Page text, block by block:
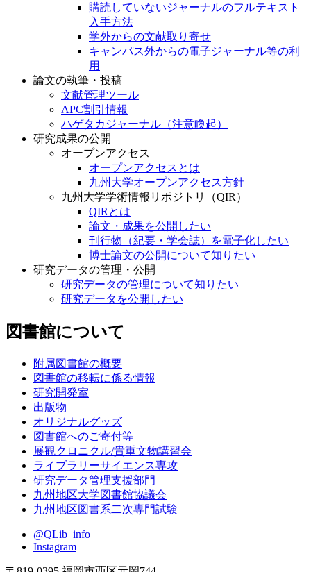
購読していないジャーナルのフルテキスト
入手方法
学外からの文献取り寄せ
キャンパス外からの電子ジャーナル等の利
用
論文の執筆・投稿
文献管理ツール
APC割引情報
ハゲタカジャーナル（注意喚起）
研究成果の公開
オープンアクセス
オープンアクセスとは
九州大学オープンアクセス方針
九州大学学術情報リポジトリ（QIR）
QIRとは
論文・成果を公開したい
刊行物（紀要・学会誌）を電子化したい
博士論文の公開について知りたい
研究データの管理・公開
研究データの管理について知りたい
研究データを公開したい
図書館について
附属図書館の概要
図書館の移転に係る情報
研究開発室
出版物
オリジナルグッズ
図書館へのご寄付等
展観クロニクル/貴重文物講習会
ライブラリーサイエンス専攻
研究データ管理支援部門
九州地区大学図書館協議会
九州地区図書系二次専門試験
@QLib_info
Instagram